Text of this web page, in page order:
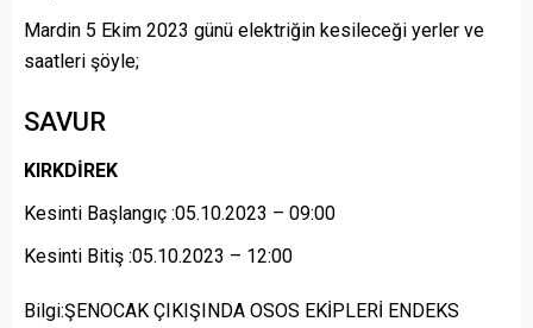
Mardin 5 Ekim 2023 günü elektriğin kesileceği yerler ve
saatleri şöyle;
SAVUR
KIRKDİREK
Kesinti Başlangıç :05.10.2023 – 09:00
Kesinti Bitiş :05.10.2023 – 12:00
Bilgi:ŞENOCAK ÇIKIŞINDA OSOS EKİPLERİ ENDEKS